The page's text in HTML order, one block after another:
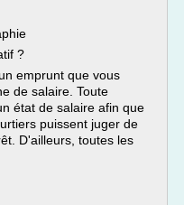
?
emprunt que vous
de salaire. Toute
état de salaire afin que
puissent juger de
D'ailleurs, toutes les